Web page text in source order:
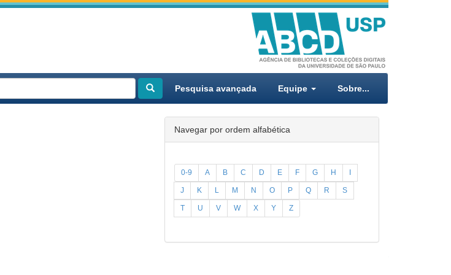
Pesquisa avançada Equipe Sobre...
Navegar por ordem alfabética
0-9 A B C D E F G H I
J K L M N O P Q R S
T U V W X Y Z